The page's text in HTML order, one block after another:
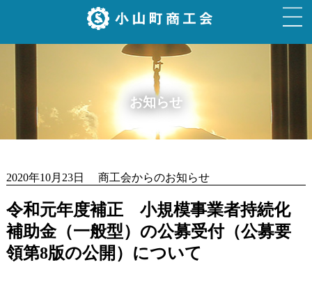
お知らせ
2020年10月23日 商工会からのお知らせ
令和元年度補正 小規模事業者持続化
補助金（一般型）の公募受付（公募要
領第8版の公開）について